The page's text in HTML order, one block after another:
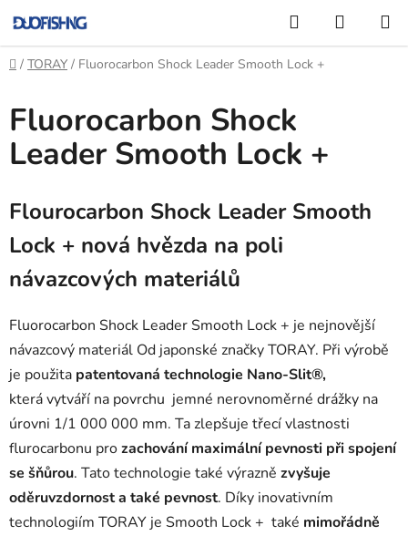
na
obsah
Hledat
KOŠÍK
Domů
/ TORAY / Fluorocarbon Shock Leader Smooth Lock +
Fluorocarbon Shock
Leader Smooth Lock +
Flourocarbon Shock Leader Smooth
Lock + nová hvězda na poli
návazcových materiálů
Fluorocarbon Shock Leader Smooth Lock + je nejnovější
návazcový materiál Od japonské značky TORAY. Při výrobě
je použita patentovaná technologie Nano-Slit®,
která vytváří na povrchu jemné nerovnoměrné drážky na
úrovni 1/1 000 000 mm. Ta zlepšuje třecí vlastnosti
flurocarbonu prozachování maximální pevnosti při spojení
se šňůrou. Tato technologie také výrazně zvyšuje
oděruvzdornost a také pevnost. Díky inovativním
technologiím TORAY je Smooth Lock + také mimořádně